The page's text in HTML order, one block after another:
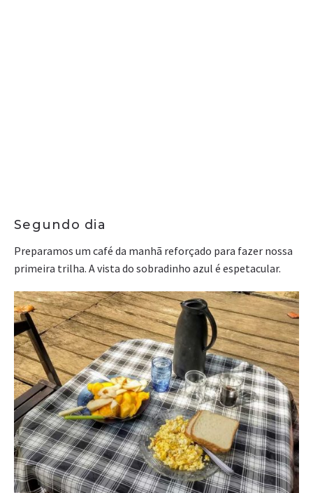
Segundo dia
Preparamos um café da manhã reforçado para fazer nossa
primeira trilha. A vista do sobradinho azul é espetacular.